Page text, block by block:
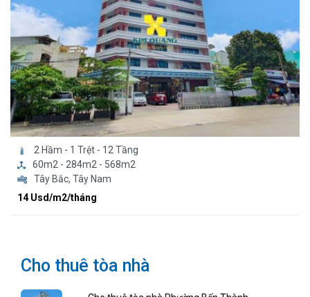
2 Hầm - 1 Trệt - 12 Tầng
60m2 - 284m2 - 568m2
Tây Bắc, Tây Nam
14 Usd/m2/tháng
Cho thuê tòa nhà